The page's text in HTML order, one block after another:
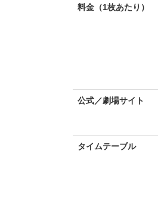
料金（1枚あたり）
公式／劇場サイト
タイムテーブル